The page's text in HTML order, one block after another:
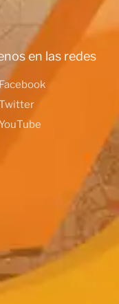
en las redes
Facebook